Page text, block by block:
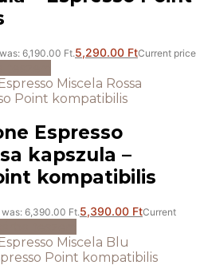
6,190.00 Ft.5,290.00 FtCurrent price
Espresso
kapszula –
kompatibilis
6,390.00 Ft.5,390.00 FtCurrent